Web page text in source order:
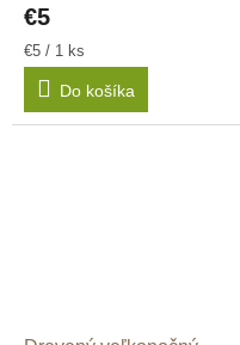
€5
Jednotková
cena:
€5 / 1 ks
Do košíka